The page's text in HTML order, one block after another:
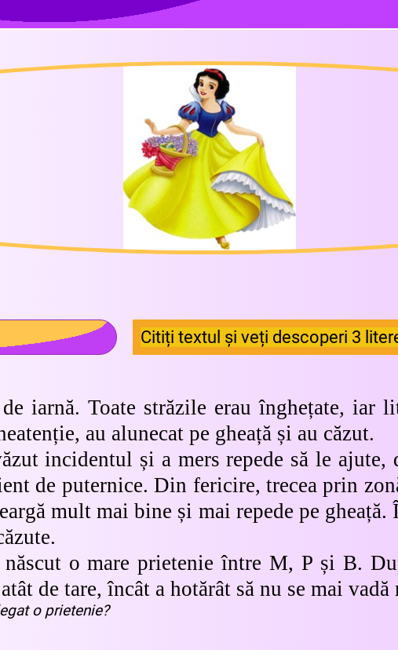
Citiți textul și veți descoperi 3
iarnă. Toate străzile erau înghețate, iar
au alunecat pe gheață și au căzut.
incidentul și a mers repede să le ajute,
de puternice. Din fericire, trecea prin
mult mai bine și mai repede pe
o mare prietenie între M, P și B.
de tare, încât a hotărât să nu se mai
o prietenie?